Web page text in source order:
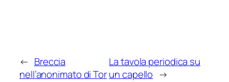
← Breccia
nell’anonimato di Tor
La tavola periodica su
un capello →